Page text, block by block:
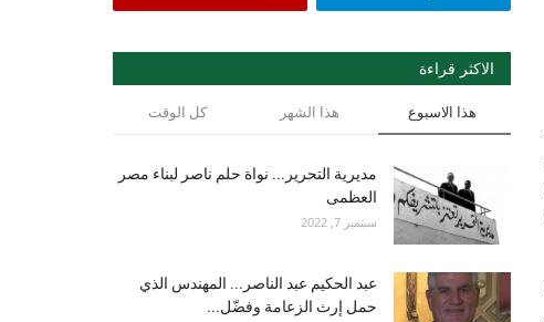
الاكثر قراءة
هذا الاسبوع هذا الشهر كل الوقت
مديرية التحرير... نواة حلم ناصر لبناء مصر
العظمى
سبتمبر 7, 2022
عبد الحكيم عبد الناصر... المهندس الذي
حمل إرث الزعامة وفضّل...